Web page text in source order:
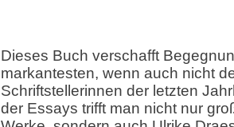
Dieses Buch verschafft
markantesten, wenn auch nicht
Schriftstellerinnen der letzten
der Essays trifft man nicht nur